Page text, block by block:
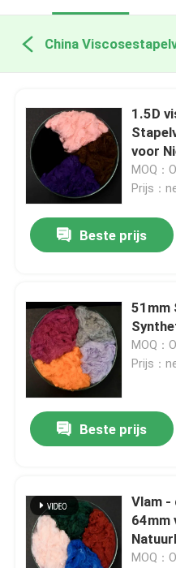
China
1.5D
voor
MOQ：
Prijs：
Beste prijs
51mm
MOQ：
Prijs：
Beste prijs
Vlam -
64mm
MOQ：